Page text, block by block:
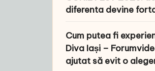
diferenta devine
Cum putea fi
Diva Iași –
ajutat să evit o